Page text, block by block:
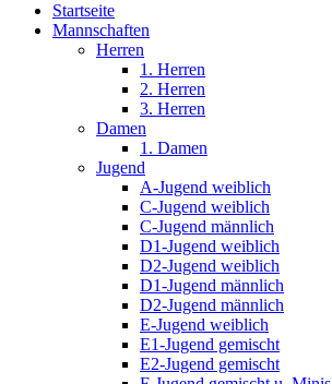
Startseite
Mannschaften
Herren
1. Herren
2. Herren
3. Herren
Damen
1. Damen
Jugend
A-Jugend weiblich
C-Jugend weiblich
C-Jugend männlich
D1-Jugend weiblich
D2-Jugend weiblich
D1-Jugend männlich
D2-Jugend männlich
E-Jugend weiblich
E1-Jugend gemischt
E2-Jugend gemischt